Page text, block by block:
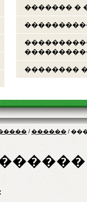
������� �
��������
/������ /